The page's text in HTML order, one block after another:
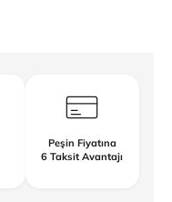
Peşin Fiyatına
6 Taksit Avantajı